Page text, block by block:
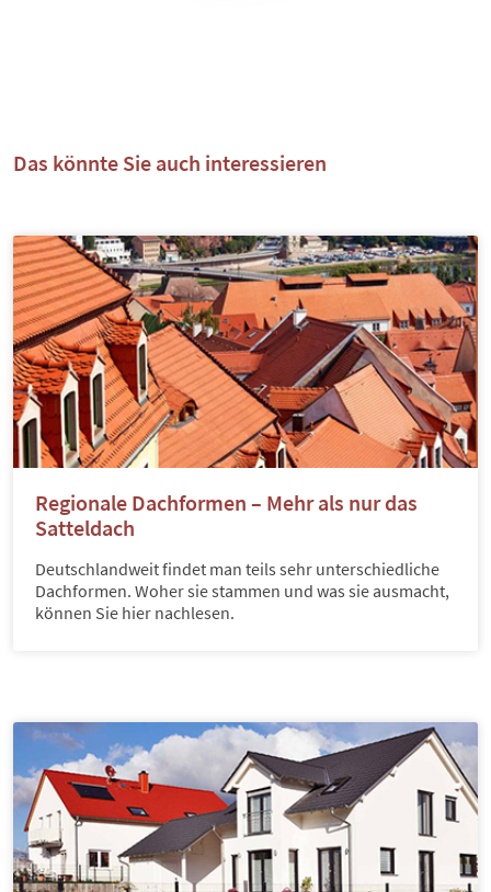
Das könnte Sie auch interessieren
Regionale Dachformen – Mehr als nur das
Satteldach
Deutschlandweit findet man teils sehr unterschiedliche
Dachformen. Woher sie stammen und was sie ausmacht,
können Sie hier nachlesen.